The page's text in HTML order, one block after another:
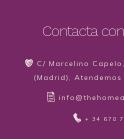
Contacta
C/ Marcelino
(Madrid),
+ 34 670